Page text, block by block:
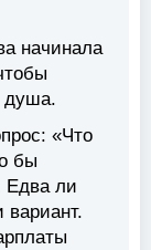
начинала
душа.
«Что
бы
Едва ли